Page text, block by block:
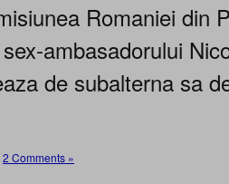
Romaniei din
ambasadorului
de subalterna sa
2 Comments »